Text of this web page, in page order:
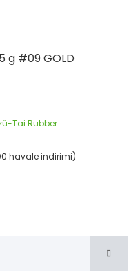
g #09 GOLD
Tai Rubber
havale indirimi)